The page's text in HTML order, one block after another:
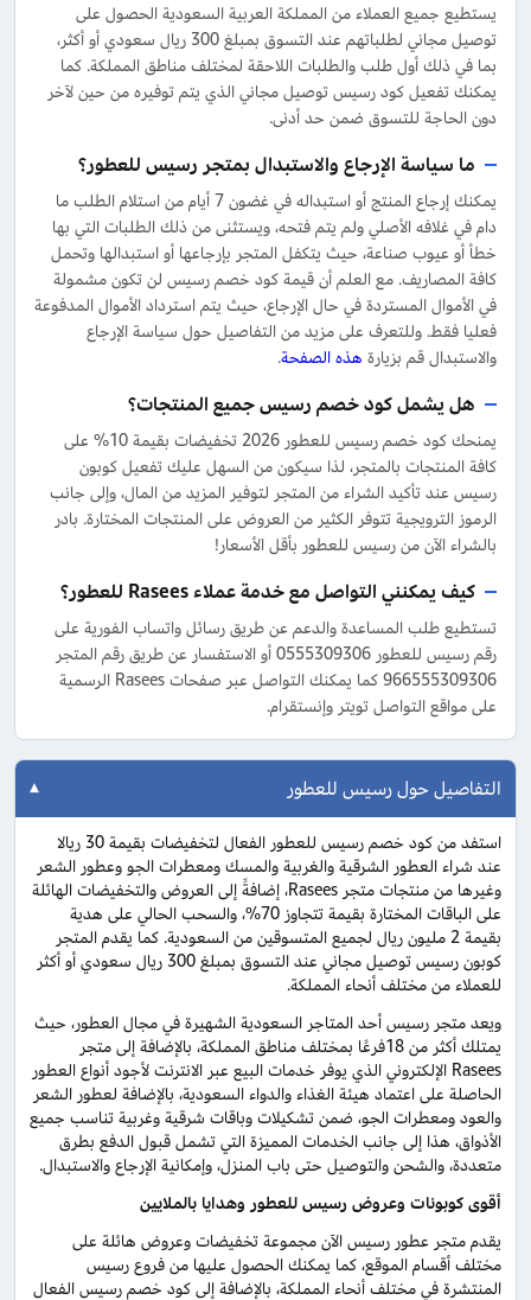
يستطيع جميع العملاء من المملكة العربية السعودية الحصول على
توصيل مجاني لطلباتهم عند التسوق بمبلغ 300 ريال سعودي أو أكثر،
بما في ذلك أول طلب والطلبات اللاحقة لمختلف مناطق المملكة. كما
يمكنك تفعيل كود رسيس توصيل مجاني الذي يتم توفيره من حين لآخر
دون الحاجة للتسوق ضمن حد أدنى.
ما سياسة الإرجاع والاستبدال بمتجر رسيس للعطور؟
يمكنك إرجاع المنتج أو استبداله في غضون 7 أيام من استلام الطلب ما
دام في غلافه الأصلي ولم يتم فتحه، ويستثنى من ذلك الطلبات التي بها
خطأ أو عيوب صناعة، حيث يتكفل المتجر بإرجاعها أو استبدالها وتحمل
كافة المصاريف. مع العلم أن قيمة كود خصم رسيس لن تكون مشمولة
في الأموال المستردة في حال الإرجاع، حيث يتم استرداد الأموال المدفوعة
فعليا فقط. وللتعرف على مزيد من التفاصيل حول سياسة الإرجاع
والاستبدال قم بزيارة هذه الصفحة.
هل يشمل كود خصم رسيس جميع المنتجات؟
يمنحك كود خصم رسيس للعطور 2026 تخفيضات بقيمة 10% على
كافة المنتجات بالمتجر، لذا سيكون من السهل عليك تفعيل كوبون
رسيس عند تأكيد الشراء من المتجر لتوفير المزيد من المال، وإلى جانب
الرموز الترويجية تتوفر الكثير من العروض على المنتجات المختارة. بادر
بالشراء الآن من رسيس للعطور بأقل الأسعار!
كيف يمكنني التواصل مع خدمة عملاء Rasees للعطور؟
تستطيع طلب المساعدة والدعم عن طريق رسائل واتساب الفورية على
رقم رسيس للعطور 0555309306 أو الاستفسار عن طريق رقم المتجر
966555309306 كما يمكنك التواصل عبر صفحات Rasees الرسمية
على مواقع التواصل تويتر وإنستقرام.
التفاصيل حول رسيس للعطور
استفد من كود خصم رسيس للعطور الفعال لتخفيضات بقيمة 30 ريالا
عند شراء العطور الشرقية والغربية والمسك ومعطرات الجو وعطور الشعر
وغيرها من منتجات متجر Rasees، إضافةً إلى العروض والتخفيضات الهائلة
على الباقات المختارة بقيمة تتجاوز 70%، والسحب الحالي على هدية
بقيمة 2 مليون ريال لجميع المتسوقين من السعودية. كما يقدم المتجر
كوبون رسيس توصيل مجاني عند التسوق بمبلغ 300 ريال سعودي أو أكثر
للعملاء من مختلف أنحاء المملكة.
ويعد متجر رسيس أحد المتاجر السعودية الشهيرة في مجال العطور، حيث
يمتلك أكثر من 18فرعًا بمختلف مناطق المملكة، بالإضافة إلى متجر
Rasees الإلكتروني الذي يوفر خدمات البيع عبر الانترنت لأجود أنواع العطور
الحاصلة على اعتماد هيئة الغذاء والدواء السعودية، بالإضافة لعطور الشعر
والعود ومعطرات الجو، ضمن تشكيلات وباقات شرقية وغربية تناسب جميع
الأذواق، هذا إلى جانب الخدمات المميزة التي تشمل قبول الدفع بطرق
متعددة، والشحن والتوصيل حتى باب المنزل، وإمكانية الإرجاع والاستبدال.
أقوى كوبونات وعروضرسيسللعطور وهدايا بالملايين
يقدم متجر عطور رسيس الآن مجموعة تخفيضات وعروض هائلة على
مختلف أقسام الموقع، كما يمكنك الحصول عليها من فروع رسيس
المنتشرة في مختلف أنحاء المملكة، بالإضافة إلى كود خصم رسيس الفعال